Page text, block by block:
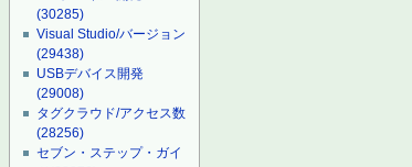
(30285)
Visual Studio/バージョン
(29438)
USBデバイス開発
(29008)
タグクラウド/アクセス数
(28256)
セブン・ステップ・ガイ